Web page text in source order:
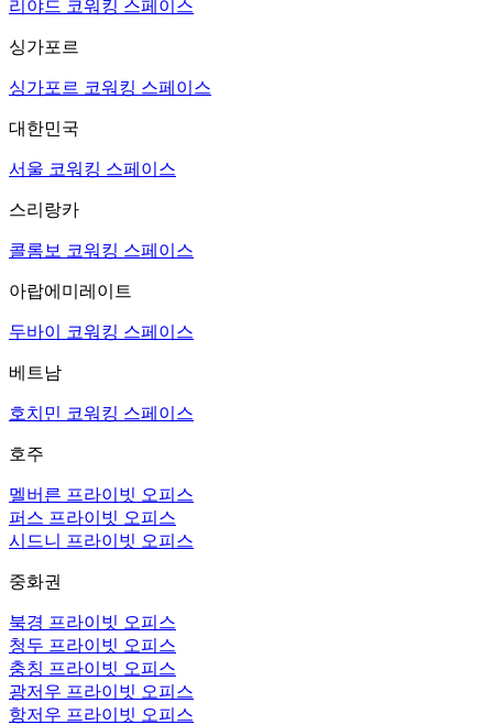
리야드 코워킹 스페이스
싱가포르
싱가포르 코워킹 스페이스
대한민국
서울 코워킹 스페이스
스리랑카
콜롬보 코워킹 스페이스
아랍에미레이트
두바이 코워킹 스페이스
베트남
호치민 코워킹 스페이스
호주
멜버른 프라이빗 오피스
퍼스 프라이빗 오피스
시드니 프라이빗 오피스
중화권
북경 프라이빗 오피스
청두 프라이빗 오피스
충칭 프라이빗 오피스
광저우 프라이빗 오피스
항저우 프라이빗 오피스